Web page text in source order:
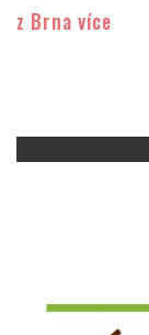
z Brna více